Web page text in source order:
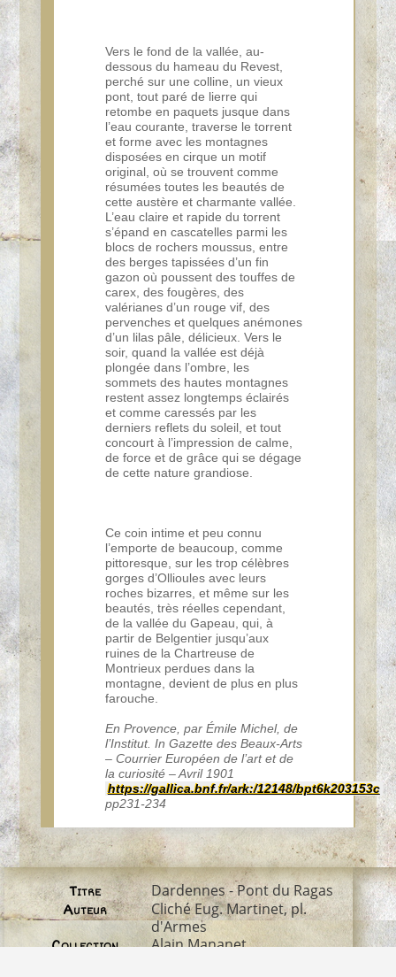
Vers le fond de la vallée, au-
dessous du hameau du Revest,
perché sur une colline, un vieux
pont, tout paré de lierre qui
retombe en paquets jusque dans
l’eau courante, traverse le torrent
et forme avec les montagnes
disposées en cirque un motif
original, où se trouvent comme
résumées toutes les beautés de
cette austère et charmante vallée.
L’eau claire et rapide du torrent
s’épand en cascatelles parmi les
blocs de rochers moussus, entre
des berges tapissées d’un fin
gazon où poussent des touffes de
carex, des fougères, des
valérianes d’un rouge vif, des
pervenches et quelques anémones
d’un lilas pâle, délicieux. Vers le
soir, quand la vallée est déjà
plongée dans l’ombre, les
sommets des hautes montagnes
restent assez longtemps éclairés
et comme caressés par les
derniers reflets du soleil, et tout
concourt à l’impression de calme,
de force et de grâce qui se dégage
de cette nature grandiose.
Ce coin intime et peu connu
l’emporte de beaucoup, comme
pittoresque, sur les trop célèbres
gorges d’Ollioules avec leurs
roches bizarres, et même sur les
beautés, très réelles cependant,
de la vallée du Gapeau, qui, à
partir de Belgentier jusqu’aux
ruines de la Chartreuse de
Montrieux perdues dans la
montagne, devient de plus en plus
farouche.
En Provence, par Émile Michel, de
l’Institut. In Gazette des Beaux-Arts
– Courrier Européen de l’art et de
la curiosité – Avril 1901
https://gallica.bnf.fr/ark:/12148/bpt6k203153c
pp231-234
Titre Dardennes - Pont du Ragas
Auteur
Cliché Eug. Martinet, pl.
d'Armes
Collection Alain Mananet